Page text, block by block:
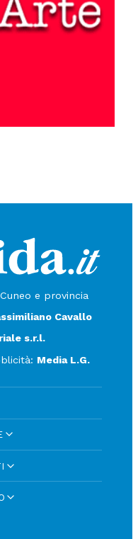
e provincia
Cavallo
s.r.l.
Media L.G.